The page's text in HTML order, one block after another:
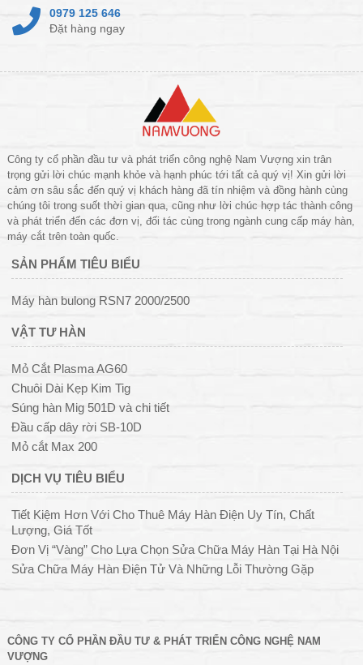
0979 125 646
Đặt hàng ngay
Công ty cổ phần đầu tư và phát triển công nghệ Nam Vượng xin trân
trọng gửi lời chúc mạnh khỏe và hạnh phúc tới tất cả quý vị! Xin gửi lời
cảm ơn sâu sắc đến quý vị khách hàng đã tín nhiệm và đồng hành cùng
chúng tôi trong suốt thời gian qua, cũng như lời chúc hợp tác thành công
và phát triển đến các đơn vị, đối tác cùng trong ngành cung cấp máy hàn,
máy cắt trên toàn quốc.
SẢN PHẨM TIÊU BIỂU
Máy hàn bulong RSN7 2000/2500
VẬT TƯ HÀN
Mỏ Cắt Plasma AG60
Chuôi Dài Kẹp Kim Tig
Súng hàn Mig 501D và chi tiết
Đầu cấp dây rời SB-10D
Mỏ cắt Max 200
DỊCH VỤ TIÊU BIỂU
Tiết Kiệm Hơn Với Cho Thuê Máy Hàn Điện Uy Tín, Chất
Lượng, Giá Tốt
Đơn Vị “Vàng” Cho Lựa Chọn Sửa Chữa Máy Hàn Tại Hà Nội
Sửa Chữa Máy Hàn Điện Tử Và Những Lỗi Thường Gặp
CÔNG TY CỔ PHẦN ĐẦU TƯ & PHÁT TRIỂN CÔNG NGHỆ NAM
VƯỢNG